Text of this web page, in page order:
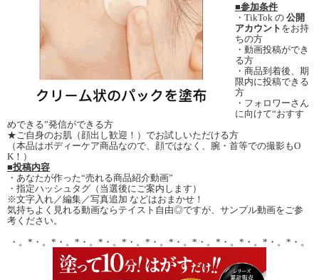
■参加条件
・TikTok の 公開
アカウント をお持
ちの方
・動画投稿ができ
る方
・商品到着後、期
限内に投稿できる
方
・フォロワーさん
に向けて“おすす
めできる”発信ができる方
★ご自身のお肌（顔出し歓迎！）でお試しいただける方
（本品はボディーケア商品なので、顔ではなく、腕・首等での撮影もO
K！）
■投稿内容
・あなたが作った“売れる商品紹介動画”
・指定ハッシュタグ（当選後にご案内します）
※文字入れ／編集／写真追加 などはおまかせ！
気持ちよく見れる動画ならテイスト自由◎ですが、サンプル動画をご参
考ください。
・。*・。*・。*・。*・。*・。*・。*・。*・。*・。*・。*・。*・。